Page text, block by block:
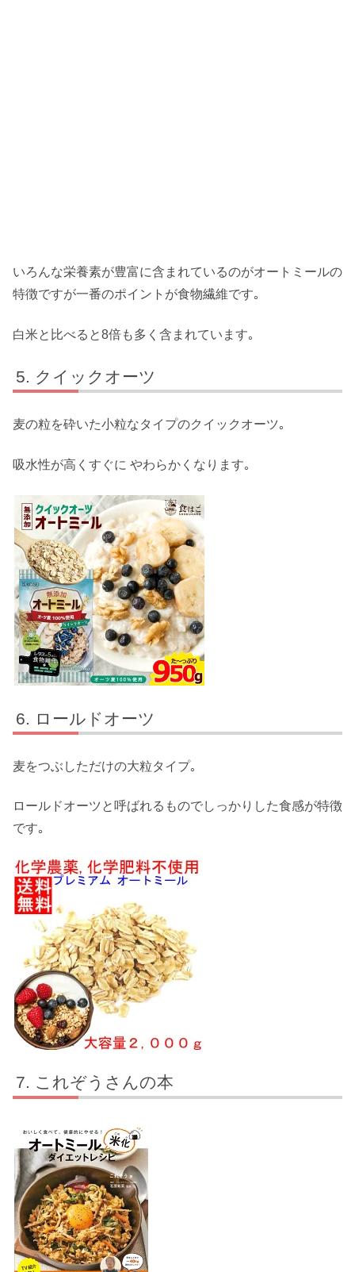
いろんな栄養素が豊富に含まれているのがオートミールの
特徴ですが一番のポイントが食物繊維です｡
白米と比べると8倍も多く含まれています｡
クイックオーツ
麦の粒を砕いた小粒なタイプのクイックオーツ｡
吸水性が高くすぐに やわらかくなります｡
ロールドオーツ
麦をつぶしただけの大粒タイプ｡
ロールドオーツと呼ばれるものでしっかりした食感が特徴
です｡
これぞうさんの本